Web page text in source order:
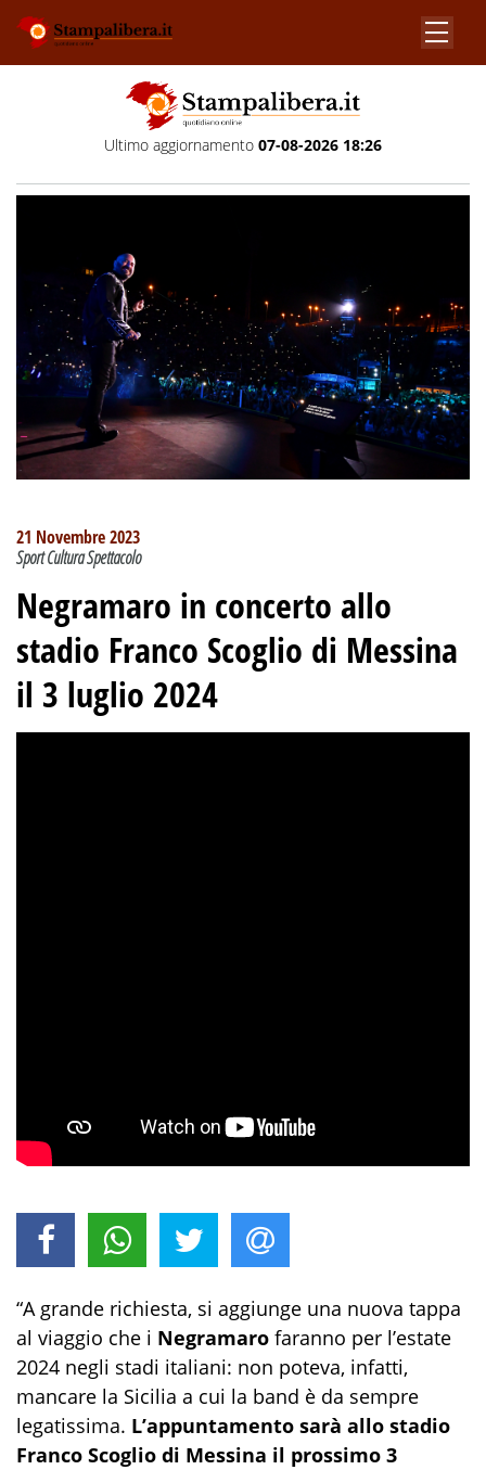
Ultimo aggiornamento 07-08-2026 18:26
21 Novembre 2023
Sport Cultura Spettacolo
Negramaro in concerto allo
stadio Franco Scoglio di Messina
il 3 luglio 2024
“A grande richiesta, si aggiunge una nuova tappa
al viaggio che i Negramaro faranno per l’estate
2024 negli stadi italiani: non poteva, infatti,
mancare la Sicilia a cui la band è da sempre
legatissima. L’appuntamento sarà allo stadio
Franco Scoglio di Messina il prossimo 3